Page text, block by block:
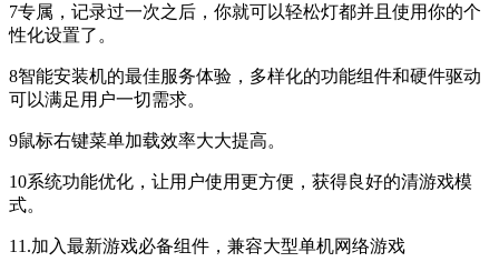
7专属，记录过一次之后，你就可以轻松灯都并且使用你的个
性化设置了。
8智能安装机的最佳服务体验，多样化的功能组件和硬件驱动
可以满足用户一切需求。
9鼠标右键菜单加载效率大大提高。
10系统功能优化，让用户使用更方便，获得良好的清游戏模
式。
11.加入最新游戏必备组件，兼容大型单机网络游戏